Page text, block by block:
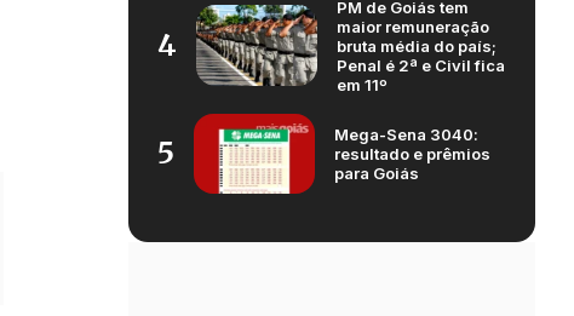
4
PM de Goiás tem
maior remuneração
bruta média do país;
Penal é 2ª e Civil fica
em 11º
5
Mega-Sena 3040:
resultado e prêmios
para Goiás